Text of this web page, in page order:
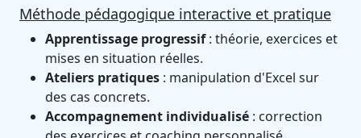
Méthode pédagogique interactive et pratique
Apprentissage progressif: théorie, exercices et
mises en situation réelles.
Ateliers pratiques : manipulation d'Excel sur
des cas concrets.
Accompagnement individualisé : correction